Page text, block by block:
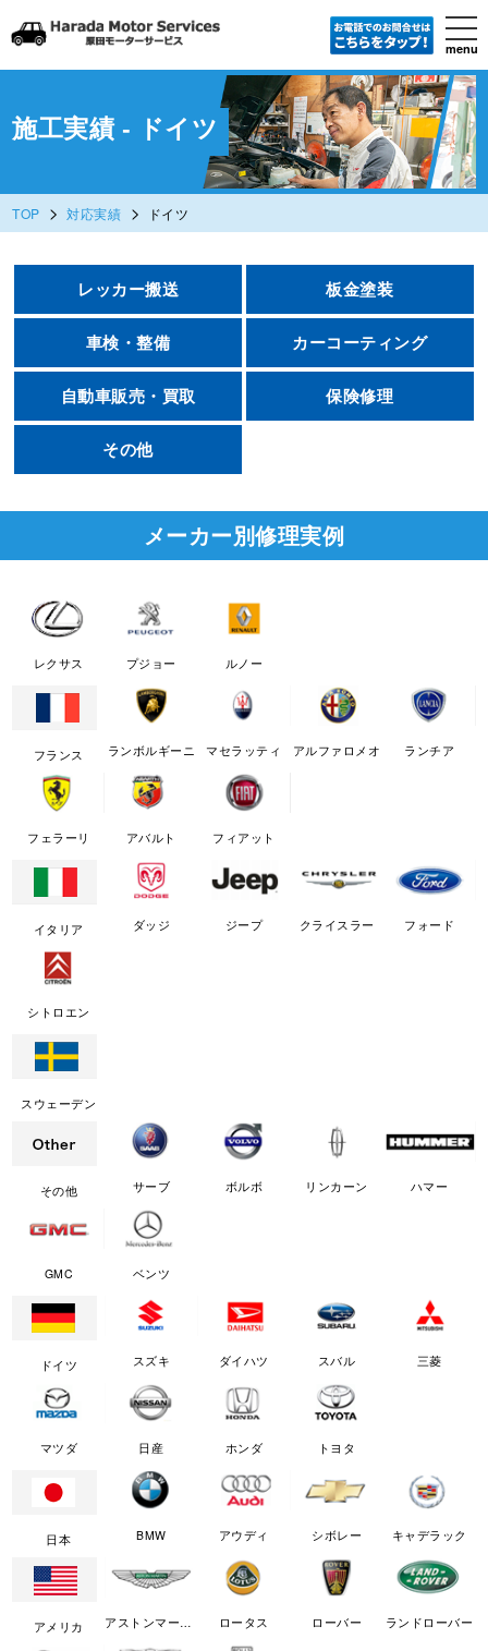
Skip
content
menu
施工実績 - ドイツ
TOP > 対応実績 > ドイツ
レッカー搬送 板金塗装
車検・整備 カーコーティング
自動車販売・買取 保険修理
その他
メーカー別修理実例
レクサス プジョー ルノー
フランス ランボルギーニ マセラッティ アルファロメオ ランチア
フェラーリ アバルト フィアット
イタリア ダッジ ジープ クライスラー フォード
シトロエン
スウェーデン
その他 サーブ ボルボ リンカーン ハマー
GMC ベンツ
ドイツ スズキ ダイハツ スバル 三菱
マツダ 日産 ホンダ トヨタ
日本 BMW アウディ シボレー キャデラック
アメリカ アストンマーチン ロータス ローバー ランドローバー